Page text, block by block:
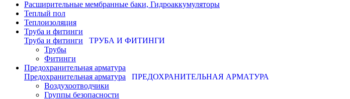
Расширительные мембранные баки, Гидроаккумуляторы
Теплый пол
Теплоизоляция
Труба и фитинги
Труба и фитинги
ТРУБА И ФИТИНГИ
Трубы
Фитинги
Предохранительная арматура
Предохранительная арматура
ПРЕДОХРАНИТЕЛЬНАЯ АРМАТУРА
Воздухоотводчики
Группы безопасности